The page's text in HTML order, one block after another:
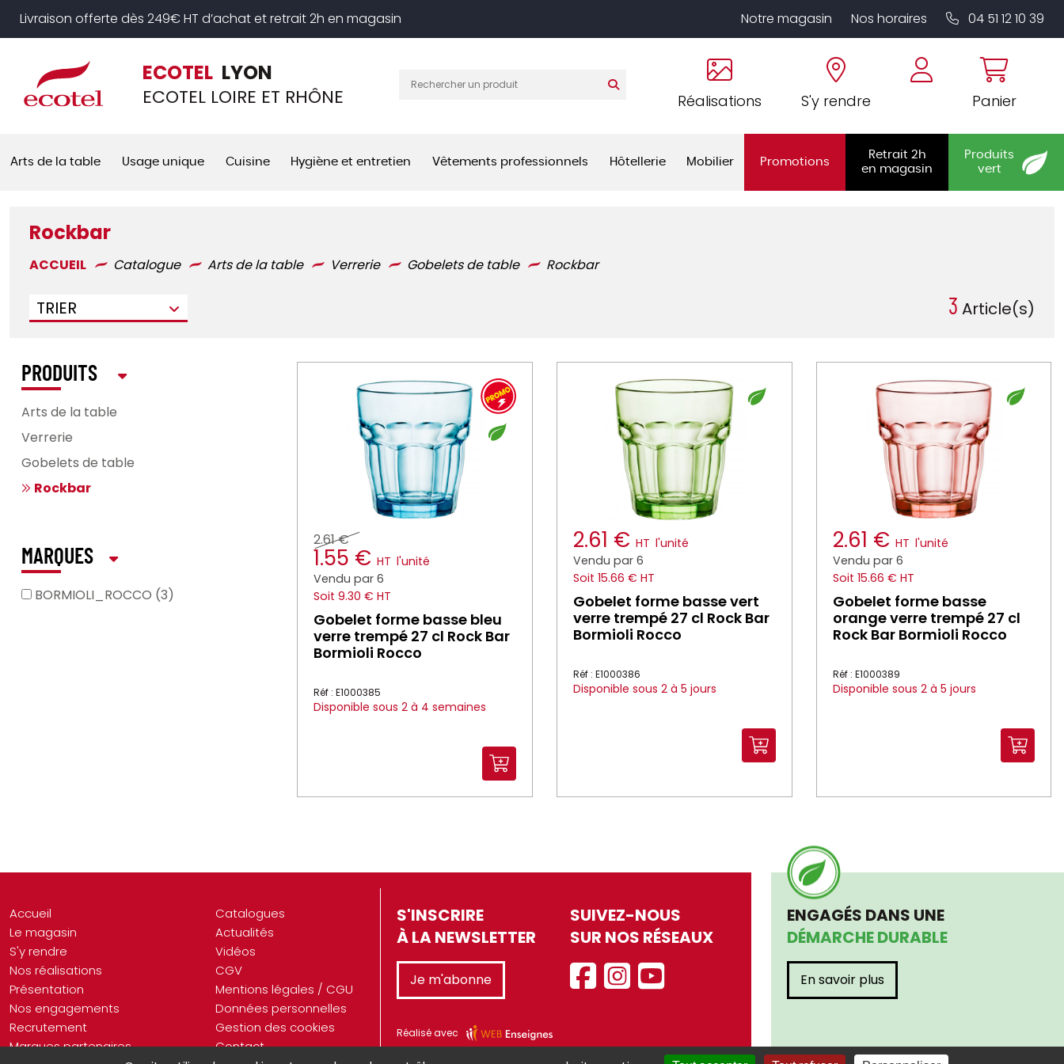
Livraison offerte dès 249€ HT d’achat et retrait 2h en magasin Notre magasin Nos horaires 04 51 12 10 39
ECOTEL LYON
ECOTEL LOIRE ET RHÔNE Réalisations S'y rendre Panier
Arts de la table Usage unique Cuisine Hygiène et entretien Vêtements professionnels Hôtellerie Mobilier Promotions
Retrait 2h
en magasin
Produits
vert
Rockbar
ACCUEIL Catalogue Arts de la table Verrerie Gobelets de table Rockbar
TRIER 3 Article(s)
2.61 €
1.55 € HT l'unité
Vendu par 6
Soit 9.30 € HT
Gobelet forme basse bleu
verre trempé 27 cl Rock Bar
Bormioli Rocco
Réf : E1000385
Disponible sous 2 à 4 semaines
2.61 € HT l'unité
Vendu par 6
Soit 15.66 € HT
Gobelet forme basse vert
verre trempé 27 cl Rock Bar
Bormioli Rocco
Réf : E1000386
Disponible sous 2 à 5 jours
2.61 € HT l'unité
Vendu par 6
Soit 15.66 € HT
Gobelet forme basse
orange verre trempé 27 cl
Rock Bar Bormioli Rocco
Réf : E1000389
Disponible sous 2 à 5 jours
PRODUITS
Arts de la table
Verrerie
Gobelets de table
Rockbar
MARQUES
BORMIOLI_ROCCO (3)
Accueil
Le magasin
S'y rendre
Nos réalisations
Présentation
Nos engagements
Recrutement
Marques partenaires
Catalogues
Actualités
Vidéos
CGV
Mentions légales / CGU
Données personnelles
Gestion des cookies
Contact
S'INSCRIRE
À LA NEWSLETTER
Je m'abonne
SUIVEZ-NOUS
SUR NOS RÉSEAUX
Réalisé avec
ENGAGÉS DANS UNE
DÉMARCHE DURABLE
En savoir plus
Panneau de gestion des cookies